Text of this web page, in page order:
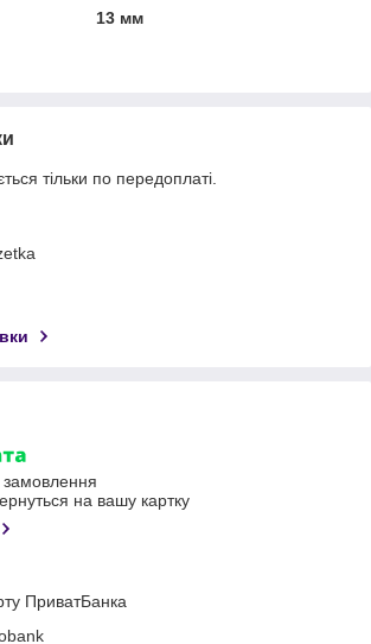
13 мм
тільки по передоплаті.
на вашу картку
ПриватБанка